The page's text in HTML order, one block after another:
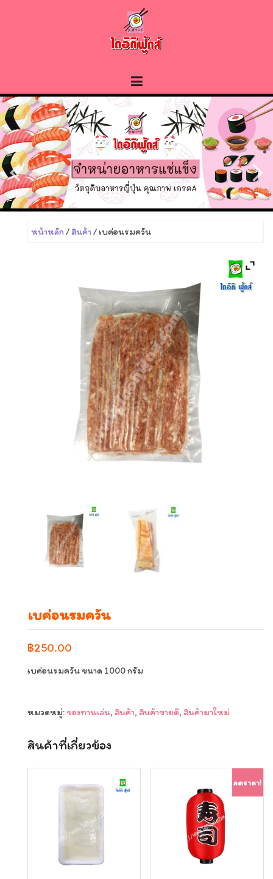
หน้าหลัก /สินค้า / เบค่อนรมควัน
เบค่อนรมควัน
฿250.00
เบค่อนรมควัน ขนาด 1000 กรัม
หมวดหมู่:ของทานเล่น, สินค้า, สินค้าขายดี, สินค้ามาใหม่
สินค้าที่เกี่ยวข้อง
ลดราคา!